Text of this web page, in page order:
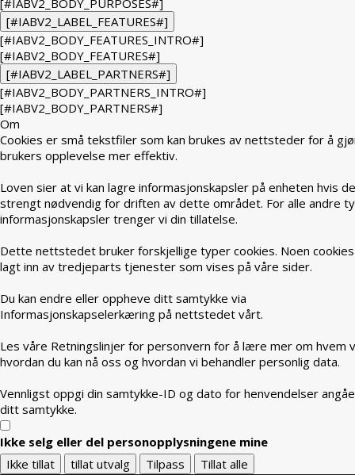
[#IABV2_LABEL_FEATURES#]
[#IABV2_BODY_FEATURES_INTRO#]
[#IABV2_BODY_FEATURES#]
[#IABV2_LABEL_PARTNERS#]
[#IABV2_BODY_PARTNERS_INTRO#]
[#IABV2_BODY_PARTNERS#]
Om
Cookies er små tekstfiler som kan brukes av nettsteder for å
brukers opplevelse mer effektiv.
Loven sier at vi kan lagre informasjonskapsler på enheten hvis
strengt nødvendig for driften av dette området. For alle andre
informasjonskapsler trenger vi din tillatelse.
Dette nettstedet bruker forskjellige typer cookies. Noen
lagt inn av tredjeparts tjenester som vises på våre sider.
Du kan endre eller oppheve ditt samtykke via
Informasjonskapselerkæring på nettstedet vårt.
Les våre Retningslinjer for personvern for å lære mer om hvem
hvordan du kan nå oss og hvordan vi behandler personlig data.
Vennligst oppgi din samtykke-ID og dato for henvendelser
ditt samtykke.
Ikke selg eller del personopplysningene mine
Ikke tillat
tillat utvalg Tilpass Tillat alle